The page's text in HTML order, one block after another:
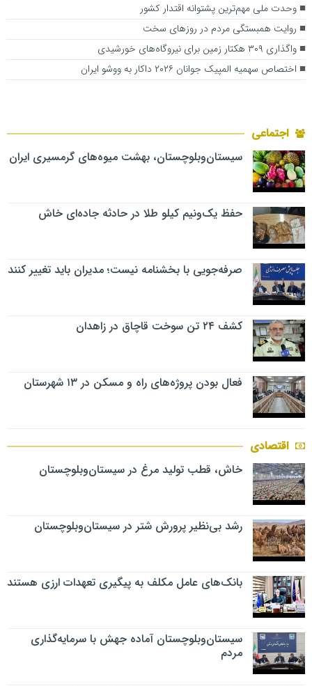
وحدت ملی مهم‌ترین پشتوانه اقتدار کشور
روایت همبستگی مردم در روزهای سخت
واگذاری ۳۰۹ هکتار زمین برای نیروگاه‌های خورشیدی
اختصاص سهمیه المپیک جوانان ۲۰۲۶ داکار به ووشو ایران
اجتماعی
سیستان‌وبلوچستان، بهشت میوه‌های گرمسیری ایران
حفظ یک‌ونیم کیلو طلا در حادثه جاده‌ای خاش
صرفه‌جویی با بخشنامه نیست؛ مدیران باید تغییر کنند
کشف ۲۴ تن سوخت قاچاق در زاهدان
فعال بودن پروژه‌های راه و مسکن در ۱۳ شهرستان
اقتصادی
خاش، قطب تولید مرغ در سیستان‌وبلوچستان
رشد بی‌نظیر پرورش شتر در سیستان‌وبلوچستان
بانک‌های عامل مکلف به پیگیری تعهدات ارزی هستند
سیستان‌وبلوچستان آماده جهش با سرمایه‌گذاری
مردم